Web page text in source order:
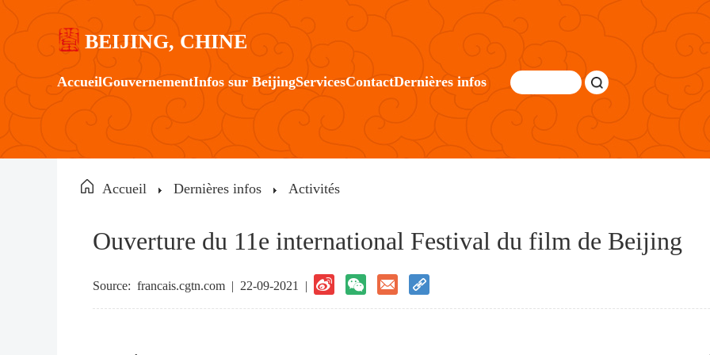
BEIJING, CHINE
AccueilGouvernementInfos sur BeijingServicesContactDernières infos
Accueil Dernières infos Activités
Ouverture du 11e international Festival du film de Beijing
Source: francais.cgtn.com | 22-09-2021 |